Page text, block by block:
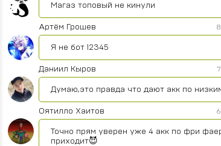
Магаз топовый не кинули
Артём Грошев
Я не бот 12345
Даниил Кыров
Думаю,это правда что дают акк по
Оятилло Хаитов
Точно прям уверен уже 4 акк по фри
приходит😈